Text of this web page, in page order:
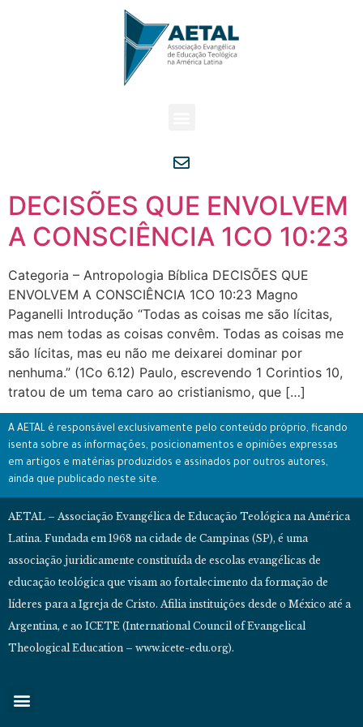
DECISÕES QUE ENVOLVEM
A CONSCIÊNCIA 1CO 10:23
Categoria – Antropologia Bíblica DECISÕES QUE
ENVOLVEM A CONSCIÊNCIA 1CO 10:23 Magno
Paganelli Introdução “Todas as coisas me são lícitas,
mas nem todas as coisas convêm. Todas as coisas me
são lícitas, mas eu não me deixarei dominar por
nenhuma.” (1Co 6.12) Paulo, escrevendo 1 Corintios 10,
tratou de um tema caro ao cristianismo, que […]
A AETAL é responsável exclusivamente pelo conteúdo próprio, ficando
isenta sobre as informações, posicionamentos e opiniões expressas
em artigos e matérias produzidos e assinados por outros autores,
ainda que publicado neste site.
AETAL – Associação Evangélica de Educação Teológica na América
Latina. Fundada em 1968 na cidade de Campinas (SP), é uma
associação juridicamente constituída de escolas evangélicas de
educação teológica que visam ao fortalecimento da formação de
líderes para a Igreja de Cristo. Afilia instituições desde o México até a
Argentina, e ao ICETE (International Council of Evangelical
Theological Education – www.icete-edu.org).